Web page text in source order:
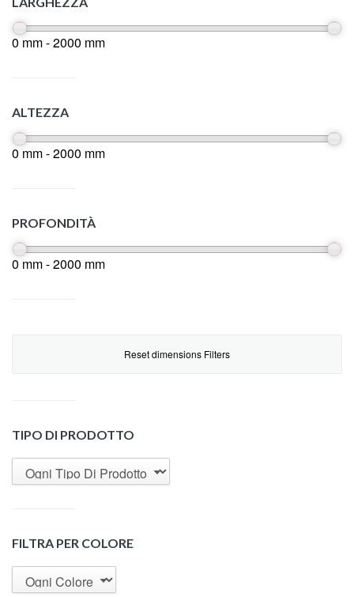
0 mm - 2000 mm
ALTEZZA
0 mm - 2000 mm
PROFONDITÀ
0 mm - 2000 mm
Reset dimensions Filters
TIPO DI PRODOTTO
FILTRA PER COLORE